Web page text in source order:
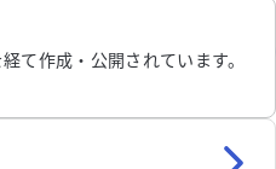
て作成・公開されています。